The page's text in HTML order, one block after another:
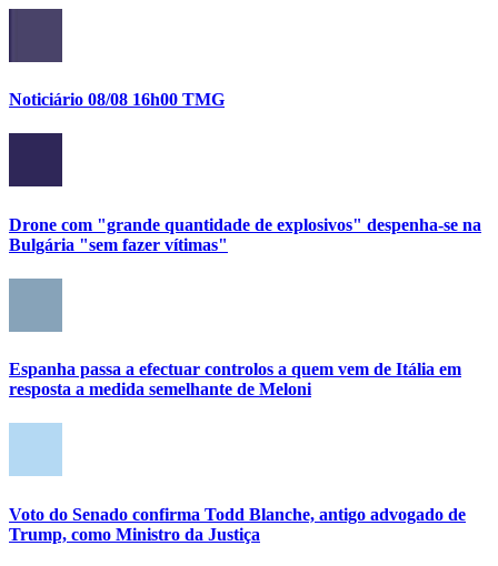
Noticiário 08/08 16h00 TMG
Drone com "grande quantidade de explosivos" despenha-se na
Bulgária "sem fazer vítimas"
Espanha passa a efectuar controlos a quem vem de Itália em
resposta a medida semelhante de Meloni
Voto do Senado confirma Todd Blanche, antigo advogado de
Trump, como Ministro da Justiça